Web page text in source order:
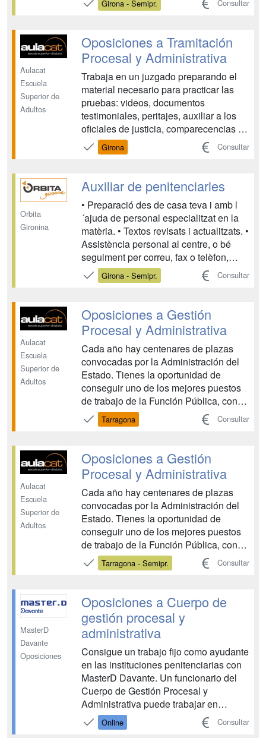
Trabajarás en la revisión de las
Justicia, en la guardia y custodia de las
salas y de su material, y otra tare...
Girona - Semipr. Consultar
Aulacat
Escuela
Superior de
Adultos
Oposiciones a Tramitación
Procesal y Administrativa
Trabaja en un juzgado preparando el
material necesario para practicar las
pruebas: videos, documentos
testimoniales, peritajes, auxiliar a los
oficiales de justicia, comparecencias y
declaraciones a los testigos y las partes
del proceso. Corresponde al Cuerpo de
colaborar con la actividad procesal de
nivel s...
Girona Consultar
Orbita
Gironina
Auxiliar de penitenciaries
• Preparació des de casa teva i amb l
´ajuda de personal especialitzat en la
matèria. • Textos revisats i actualitzats. •
Assistència personal al centre, o bé
seguiment per correu, fax o telèfon,
durant tot el període de formació,
resolent tots els dubtes que puguin
´autoavaluacions que permeten segu...
Girona - Semipr. Consultar
Aulacat
Escuela
Superior de
Adultos
Oposiciones a Gestión
Procesal y Administrativa
Cada año hay centenares de plazas
convocadas por la Administración del
Estado. Tienes la oportunidad de
conseguir uno de los mejores puestos
de trabajo de la Función Pública, con
unas condiciones laborales únicas: -
Seguridad en el puesto de trabajo (fijo y
continúa. - Salario aproximado de 2000
€/mes. -...
Tarragona Consultar
Aulacat
Escuela
Superior de
Adultos
Oposiciones a Gestión
Procesal y Administrativa
Cada año hay centenares de plazas
convocadas por la Administración del
Estado. Tienes la oportunidad de
conseguir uno de los mejores puestos
de trabajo de la Función Pública, con
unas condiciones laborales únicas: -
Seguridad en el puesto de trabajo (fijo y
continúa. - Salario aproximado de 2000
€/mes. -...
Tarragona - Semipr. Consultar
MasterD
Davante
Oposiciones
Oposiciones a Cuerpo de
gestión procesal y
administrativa
Consigue un trabajo fijo como ayudante
en las instituciones penitenciarias con
MasterD Davante. Un funcionario del
Cuerpo de Gestión Procesal y
Administrativa puede trabajar en
cualquier Oficina Judicial, Audiencia o
Tribunal, desempeñando tareas como
Online Consultar